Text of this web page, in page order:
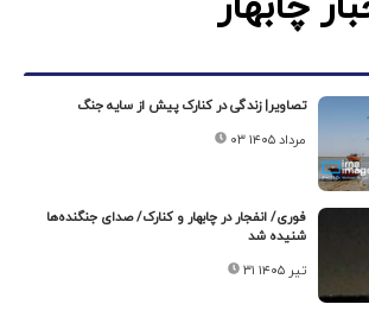
تصاویر| زندگی در کنارک پیش از سایه جنگ
۰۳ مرداد ۱۴۰۵
فوری/ انفجار در چابهار و کنارک/ صدای جنگنده‌ها
شنیده شد
۳۱ تیر ۱۴۰۵